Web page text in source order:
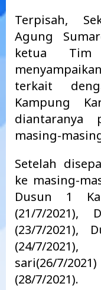
Terpisah,
Agung
ketua Tim
terkait
Kampung
diantaranya
masing-
Setelah
ke masing-
Dusun 1
(21/7/
(23/7/2021),
(24/7/
sari(26/7/
(28/7/2021).